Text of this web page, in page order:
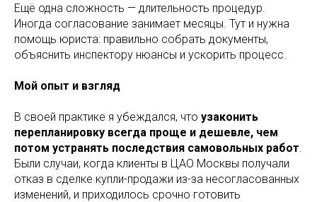
Ещё одна сложность — длительность процедур.
Иногда согласование занимает месяцы. Тут и нужна
помощь юриста: правильно собрать документы,
объяснить инспектору нюансы и ускорить процесс.
Мой опыт и взгляд
В своей практике я убеждался, что узаконить
перепланировку всегда проще и дешевле, чем
потом устранять последствия самовольных работ.
Были случаи, когда клиенты в ЦАО Москвы получали
отказ в сделке купли-продажи из-за несогласованных
изменений, и приходилось срочно готовить